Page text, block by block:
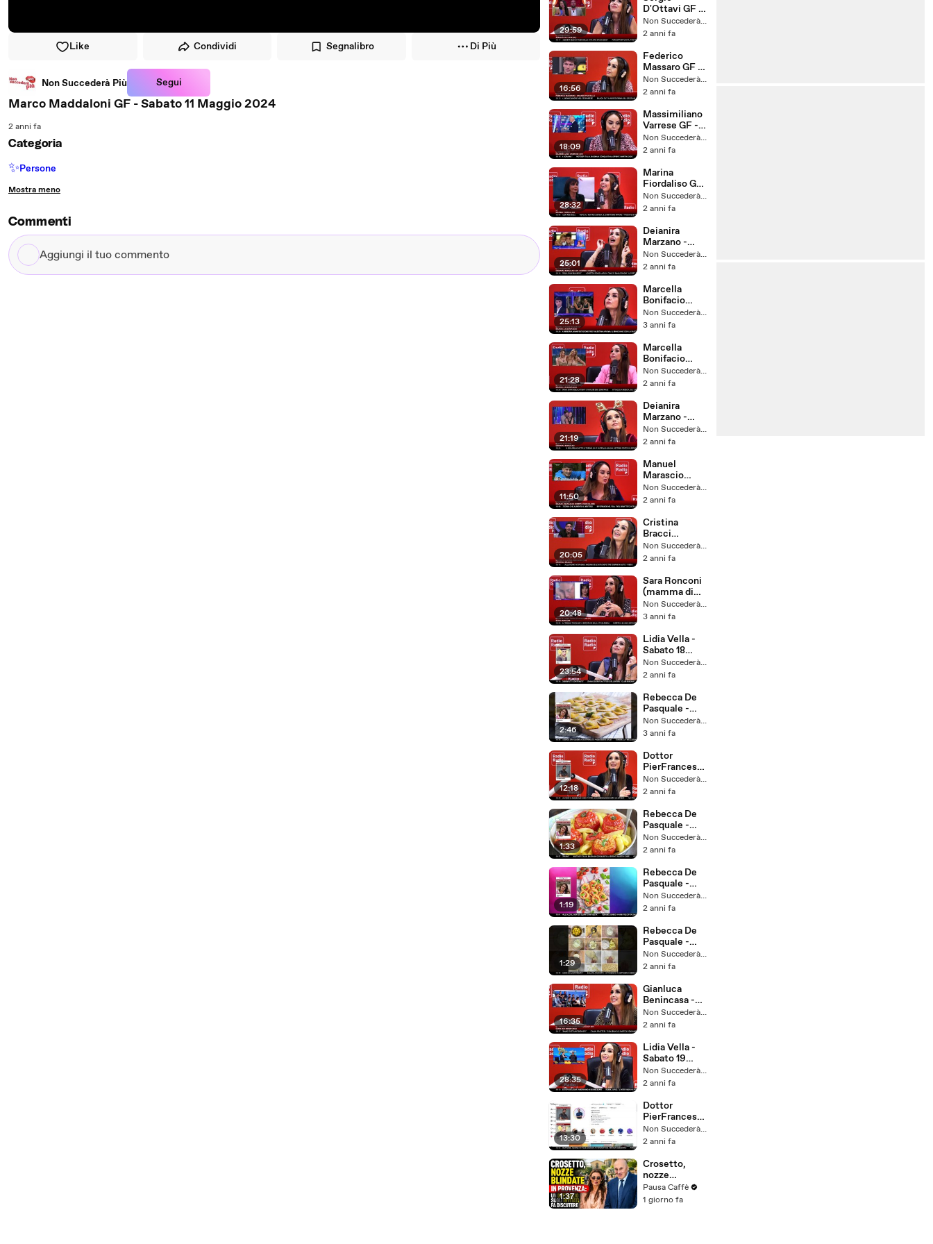
Like Condividi Segnalibro Di Più
Non Succederà Più Segui
Marco Maddaloni GF - Sabato 11 Maggio 2024
2 anni fa
Categoria
✨Persone
Mostra meno
Commenti
Aggiungi
il
29:59
D'Ottavi GF -
Sabato 18
Maggio 2024
Non Succederà Più
2 anni fa
16:56
Federico
Massaro GF -
Sabato 22
Giugno 2024
Non Succederà Più
2 anni fa
18:09
Massimiliano
Varrese GF -
Sabato 1
Giugno 2024
Non Succederà Più
2 anni fa
28:32
Marina
Fiordaliso GF
- Sabato 9
Marzo 2024
Non Succederà Più
2 anni fa
25:01
Deianira
Marzano -
Sabato 25
Maggio 2024
Non Succederà Più
2 anni fa
25:13
Marcella
Bonifacio
(Mamma di
GRETA
GF) - Sabato
27 Gennaio
2024
Non Succederà Più
3 anni fa
21:28
Marcella
Bonifacio
(mamma di
GRETA
GF) - Sabato
23 Marzo
2024
Non Succederà Più
2 anni fa
21:19
Deianira
Marzano -
Sabato 21
Dicembre
Non Succederà Più
2 anni fa
11:50
Manuel
Marascio
Temptation
Island- Sabato
2024
Non Succederà Più
2 anni fa
20:05
Cristina
Bracci
(MAMMA DI
LORENZO
O GF) -
Sabato 2
Novembre
2024
Non Succederà Più
2 anni fa
20:48
Sara Ronconi
(mamma di
LETIZIA
PETRIS GF) -
Ottobre 2023
Non Succederà Più
3 anni fa
23:54
Lidia Vella -
Sabato 18
Maggio 2024Non Succederà Più
2 anni fa
2:46
Rebecca De
Pasquale -
Sabato 14
Ottobre 2023
Non Succederà Più
3 anni fa
12:18
Dottor
PierFrancesc
o Bove -
Sabato 16
2024
Non Succederà Più
2 anni fa
1:33
Rebecca De
Pasquale -
Sabato 1
Giugno 2024
Non Succederà Più
2 anni fa
1:19
Rebecca De
Pasquale -
Sabato 12
Ottobre 2024
Non Succederà Più
2 anni fa
1:29
Rebecca De
Pasquale -
Sabato 5
Ottobre 2024
Non Succederà Più
2 anni fa
16:35
Gianluca
Benincasa -
Sabato 12
Ottobre 2024
Non Succederà Più
2 anni fa
28:35
Lidia Vella -
Sabato 19
Ottobre 2024Non Succederà Più
2 anni fa
13:30
Dottor
PierFrancesc
o Bove -
Sabato 21
2024
Non Succederà Più
2 anni fa
1:37
Crosetto,
nozze
blindate in
Provenza un
Pausa Caffè
1 giorno fa